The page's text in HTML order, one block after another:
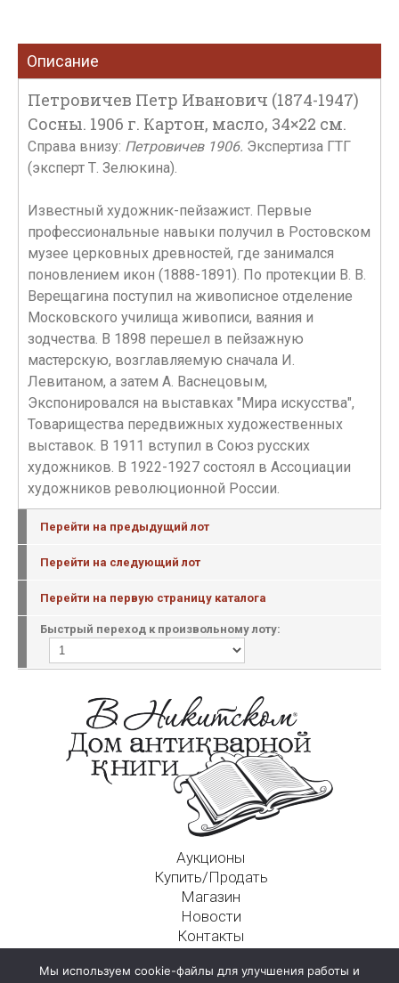
Описание
Петровичев Петр Иванович (1874-1947)
Сосны. 1906 г. Картон, масло, 34×22 см.
Справа внизу: Петровичев 1906. Экспертиза ГТГ
(эксперт Т. Зелюкина).
Известный художник-пейзажист. Первые
профессиональные навыки получил в Ростовском
музее церковных древностей, где занимался
поновлением икон (1888-1891). По протекции В. В.
Верещагина поступил на живописное отделение
Московского училища живописи, ваяния и
зодчества. В 1898 перешел в пейзажную
мастерскую, возглавляемую сначала И.
Левитаном, а затем А. Васнецовым,
Экспонировался на выставках "Мира искусства",
Товарищества передвижных художественных
выставок. В 1911 вступил в Союз русских
художников. В 1922-1927 состоял в Ассоциации
художников революционной России.
Перейти на предыдущий лот
Перейти на следующий лот
Перейти на первую страницу каталога
Быстрый переход к произвольному лоту:
Аукционы
Купить/Продать
Магазин
Новости
Контакты
125009, г. Москва, Никитский пер., д. 4а, стр. 1
Мы используем cookie-файлы для улучшения работы и